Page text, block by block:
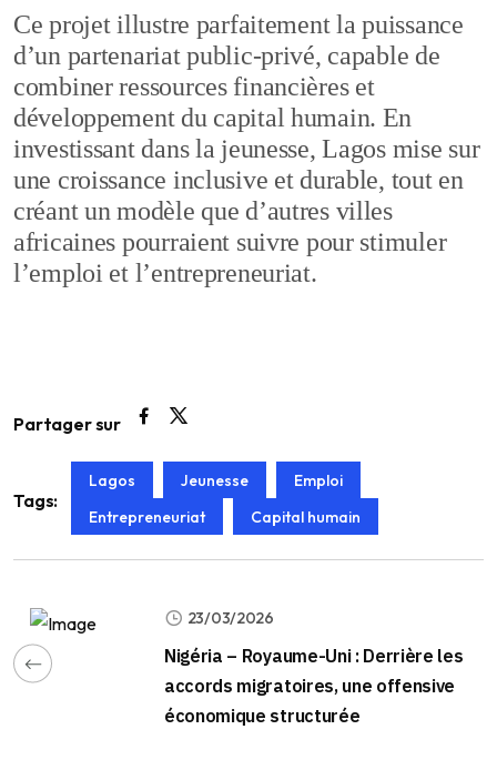
Ce projet illustre parfaitement la puissance
d’un partenariat public-privé, capable de
combiner ressources financières et
développement du capital humain. En
investissant dans la jeunesse, Lagos mise sur
une croissance inclusive et durable, tout en
créant un modèle que d’autres villes
africaines pourraient suivre pour stimuler
l’emploi et l’entrepreneuriat.
Partager sur
Tags:
Lagos Jeunesse
Emploi
Entrepreneuriat
Capital humain
23/03/2026
Nigéria – Royaume-Uni : Derrière les
accords migratoires, une offensive
économique structurée